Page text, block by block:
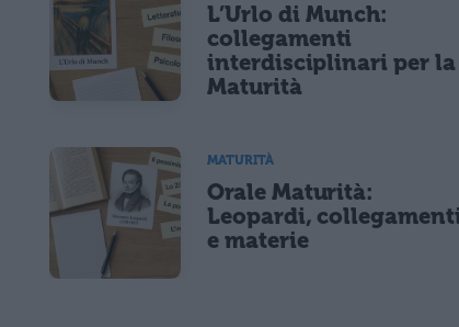
L’Urlo di Munch:
collegamenti
interdisciplinari per la
Maturità
MATURITÀ
Orale Maturità:
Leopardi,
e materie